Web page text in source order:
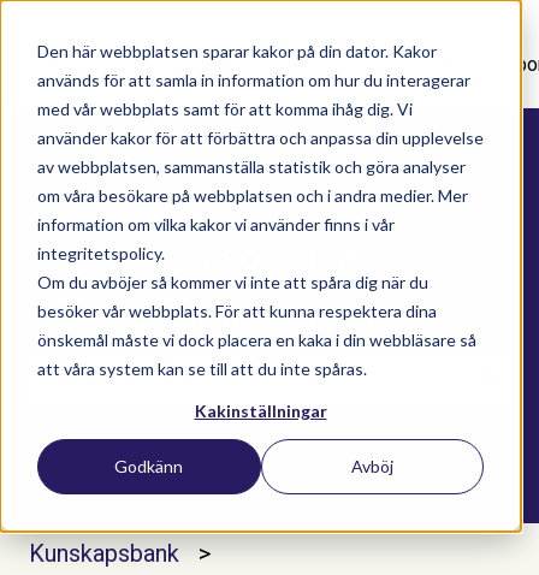
Den här webbplatsen sparar kakor på din dator. Kakor
används för att samla in information om hur du interagerar
med vår webbplats samt för att komma ihåg dig. Vi
använder kakor för att förbättra och anpassa din upplevelse
av webbplatsen, sammanställa statistik och göra analyser
om våra besökare på webbplatsen och i andra medier. Mer
information om vilka kakor vi använder finns i vår
integritetspolicy.
Om du avböjer så kommer vi inte att spåra dig när du
besöker vår webbplats. För att kunna respektera dina
önskemål måste vi dock placera en kaka i din webbläsare så
att våra system kan se till att du inte spåras.
Kakinställningar
Godkänn Avböj
Nyhetsartiklar Utbildningar Supportavtal
Här kan du söka bland alla
våra kunskapsartiklar
Det finns inga förslag eftersom sökfältet är
Kunskapsbank